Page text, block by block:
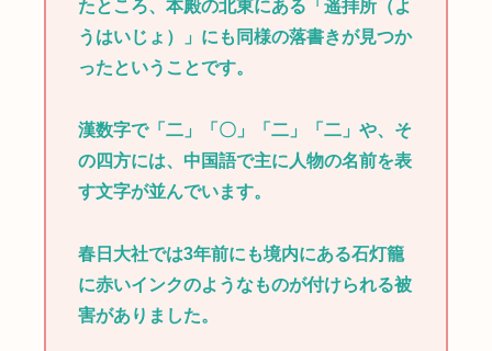
たところ、本殿の北東にある「遥拝所（よ
うはいじょ）」にも同様の落書きが見つか
ったということです。
漢数字で「二」「〇」「二」「二」や、そ
の四方には、中国語で主に人物の名前を表
す文字が並んでいます。
春日大社では3年前にも境内にある石灯籠
に赤いインクのようなものが付けられる被
害がありました。